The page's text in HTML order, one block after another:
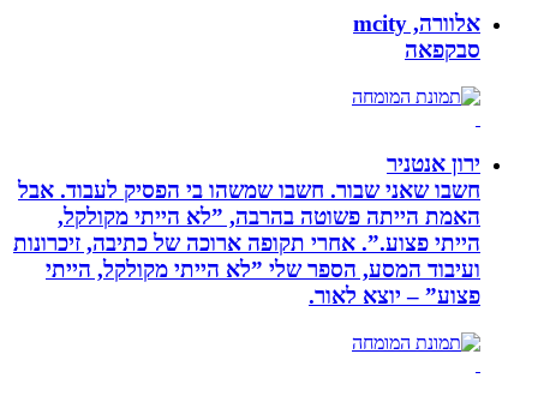
אלוורה, mcity
סבקפאה
ירון אנטניר
חשבו שאני שבור. חשבו שמשהו בי הפסיק לעבוד. אבל
האמת הייתה פשוטה בהרבה, ”לא הייתי מקולקל,
הייתי פצוע.”. אחרי תקופה ארוכה של כתיבה, זיכרונות
ועיבוד המסע, הספר שלי ”לא הייתי מקולקל, הייתי
פצוע” – יוצא לאור.